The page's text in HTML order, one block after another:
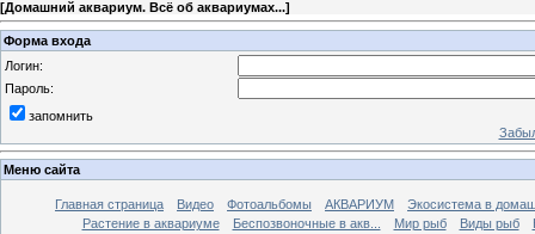
[Домашний аквариум. Всё об аквариумах...]
Форма входа
Логин:
Пароль:
запомнить
Меню сайта
Главная страница Видео Фотоальбомы АКВАРИУМ
Экосистема в
Растение в аквариуме
Беспозвоночные в акв... Мир рыб Виды рыб